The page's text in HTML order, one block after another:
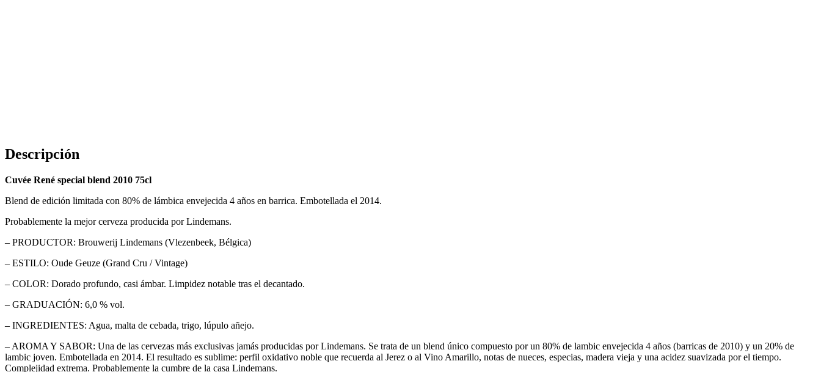
Descripción
Cuvée René special blend 2010 75cl
Blend de edición limitada con 80% de lámbica envejecida 4 años en barrica. Embotellada el 2014.
Probablemente la mejor cerveza producida por Lindemans.
– PRODUCTOR: Brouwerij Lindemans (Vlezenbeek, Bélgica)
– ESTILO: Oude Geuze (Grand Cru / Vintage)
– COLOR: Dorado profundo, casi ámbar. Limpidez notable tras el decantado.
– GRADUACIÓN: 6,0 % vol.
– INGREDIENTES: Agua, malta de cebada, trigo, lúpulo añejo.
– AROMA Y SABOR: Una de las cervezas más exclusivas jamás producidas por Lindemans. Se trata de un blend único compuesto por un 80% de lambic envejecida 4 años (barricas de 2010) y un 20% de
lambic joven. Embotellada en 2014. El resultado es sublime: perfil oxidativo noble que recuerda al Jerez o al Vino Amarillo, notas de nueces, especias, madera vieja y una acidez suavizada por el tiempo.
Complejidad extrema. Probablemente la cumbre de la casa Lindemans.